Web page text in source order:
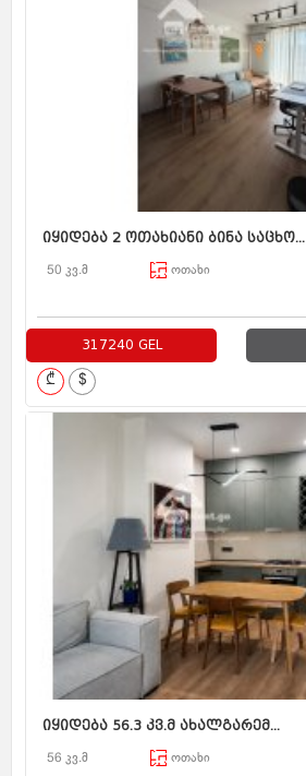
იყიდება 2 ოთახიანი ბინა საცხო...
50 კვ.მ ოთახი
317240 GEL
₾ $
იყიდება 56.3 კვ.მ ახალგარემ...
56 კვ.მ ოთახი